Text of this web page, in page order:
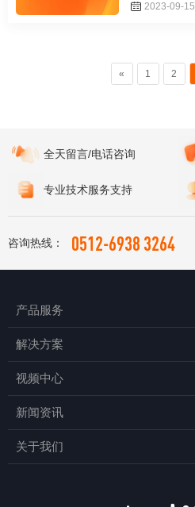
2023-09-15
« 1 2
全天留言/电话咨询
专业技术服务支持
咨询热线： 0512-6938 3264
产品服务
解决方案
视频中心
新闻资讯
关于我们